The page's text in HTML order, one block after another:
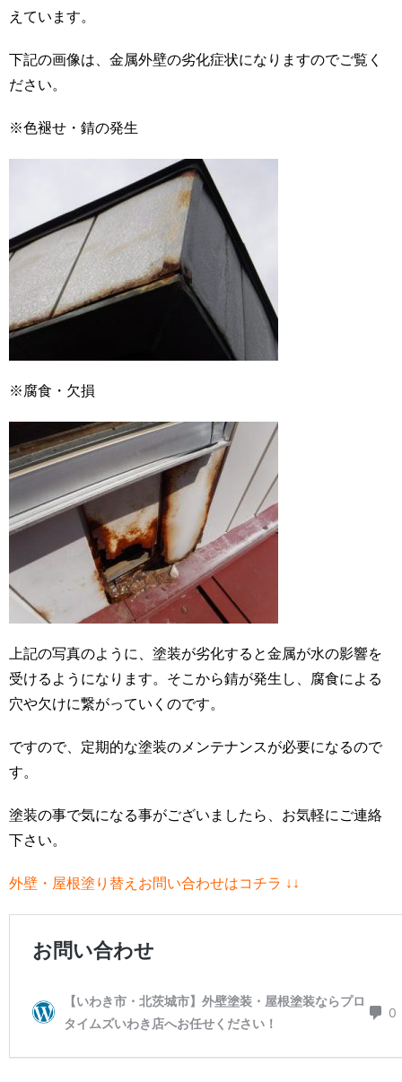
えています。
下記の画像は、金属外壁の劣化症状になりますのでご覧く
ださい。
※色褪せ・錆の発生
※腐食・欠損
上記の写真のように、塗装が劣化すると金属が水の影響を
受けるようになります。そこから錆が発生し、腐食による
穴や欠けに繋がっていくのです。
ですので、定期的な塗装のメンテナンスが必要になるので
す。
塗装の事で気になる事がございましたら、お気軽にご連絡
下さい。
外壁・屋根塗り替えお問い合わせはコチラ ↓↓